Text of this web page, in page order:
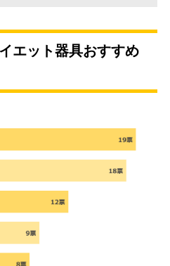
エット器具おすすめ